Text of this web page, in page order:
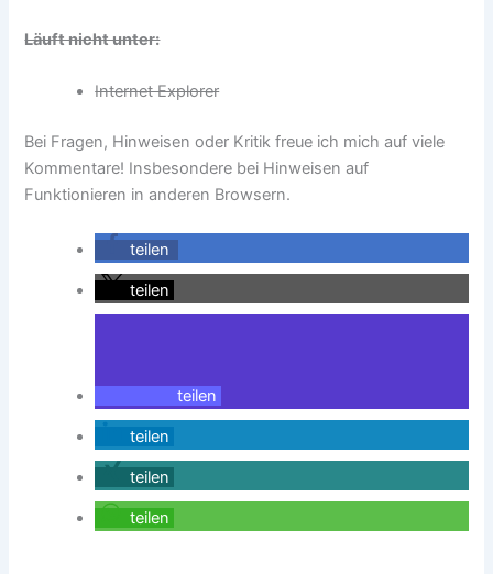
Läuft nicht unter:
Internet Explorer
Bei Fragen, Hinweisen oder Kritik freue ich mich auf viele
Kommentare! Insbesondere bei Hinweisen auf
Funktionieren in anderen Browsern.
teilen
teilen
teilen
teilen
teilen
teilen